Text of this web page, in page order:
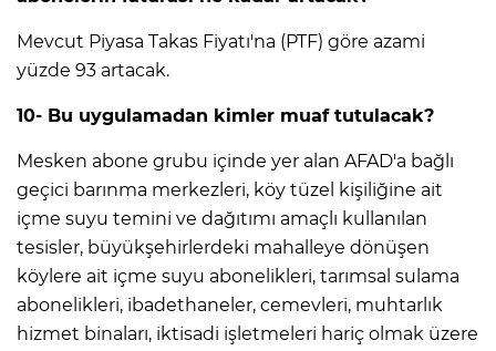
Mevcut Piyasa Takas Fiyatı'na (PTF) göre azami
yüzde 93 artacak.
10- Bu uygulamadan kimler muaf tutulacak?
Mesken abone grubu içinde yer alan AFAD'a bağlı
geçici barınma merkezleri, köy tüzel kişiliğine ait
içme suyu temini ve dağıtımı amaçlı kullanılan
tesisler, büyükşehirlerdeki mahalleye dönüşen
köylere ait içme suyu abonelikleri, tarımsal sulama
abonelikleri, ibadethaneler, cemevleri, muhtarlık
hizmet binaları, iktisadi işletmeleri hariç olmak üzere